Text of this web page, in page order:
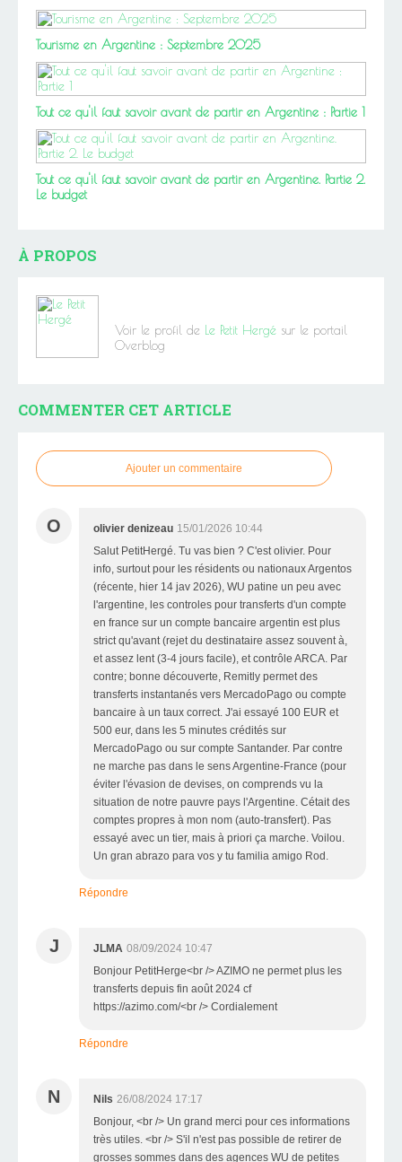
Tourisme en Argentine : Septembre 2025
Tout ce qu'il faut savoir avant de partir en Argentine : Partie 1
Tout ce qu'il faut savoir avant de partir en Argentine. Partie 2.
Le budget
À PROPOS
Voir le profil de Le Petit Hergé sur le portail
Overblog
COMMENTER CET ARTICLE
Ajouter un commentaire
O olivier denizeau 15/01/2026 10:44
Salut PetitHergé. Tu vas bien ? C'est olivier. Pour
info, surtout pour les résidents ou nationaux Argentos
(récente, hier 14 jav 2026), WU patine un peu avec
l'argentine, les controles pour transferts d'un compte
en france sur un compte bancaire argentin est plus
strict qu'avant (rejet du destinataire assez souvent à,
et assez lent (3-4 jours facile), et contrôle ARCA. Par
contre; bonne découverte, Remitly permet des
transferts instantanés vers MercadoPago ou compte
bancaire à un taux correct. J'ai essayé 100 EUR et
500 eur, dans les 5 minutes crédités sur
MercadoPago ou sur compte Santander. Par contre
ne marche pas dans le sens Argentine-France (pour
éviter l'évasion de devises, on comprends vu la
situation de notre pauvre pays l'Argentine. Cétait des
comptes propres à mon nom (auto-transfert). Pas
essayé avec un tier, mais à priori ça marche. Voilou.
Un gran abrazo para vos y tu familia amigo Rod.
Répondre
J JLMA 08/09/2024 10:47
Bonjour PetitHerge<br /> AZIMO ne permet plus les
transferts depuis fin août 2024 cf
https://azimo.com/<br /> Cordialement
Répondre
N Nils 26/08/2024 17:17
Bonjour, <br /> Un grand merci pour ces informations
très utiles. <br /> S'il n'est pas possible de retirer de
grosses sommes dans des agences WU de petites